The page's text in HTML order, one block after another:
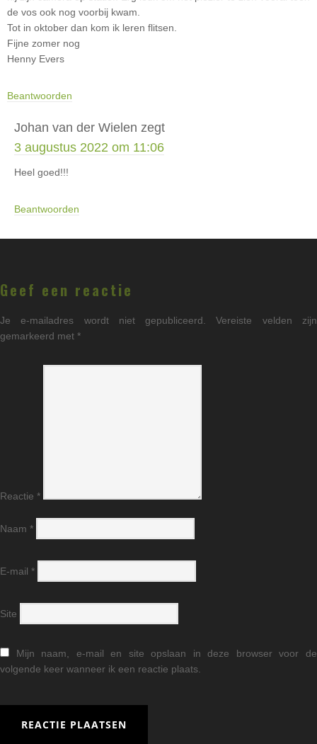
de vos ook nog voorbij kwam.
Tot in oktober dan kom ik leren flitsen.
Fijne zomer nog
Henny Evers
Beantwoorden
Johan van der Wielen zegt
3 augustus 2022 om 11:06
Heel goed!!!
Beantwoorden
Geef een reactie
Je e-mailadres wordt niet gepubliceerd.
Vereiste velden zijn
gemarkeerd met *
Reactie *
Naam *
E-mail *
Site
Mijn naam, e-mail en site opslaan in deze browser voor de
volgende keer wanneer ik een reactie plaats.